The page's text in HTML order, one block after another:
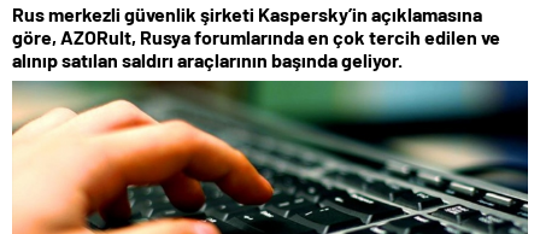
Rus merkezli güvenlik şirketi Kaspersky’in açıklamasına
göre, AZORult, Rusya forumlarında en çok tercih edilen ve
alınıp satılan saldırı araçlarının başında geliyor.